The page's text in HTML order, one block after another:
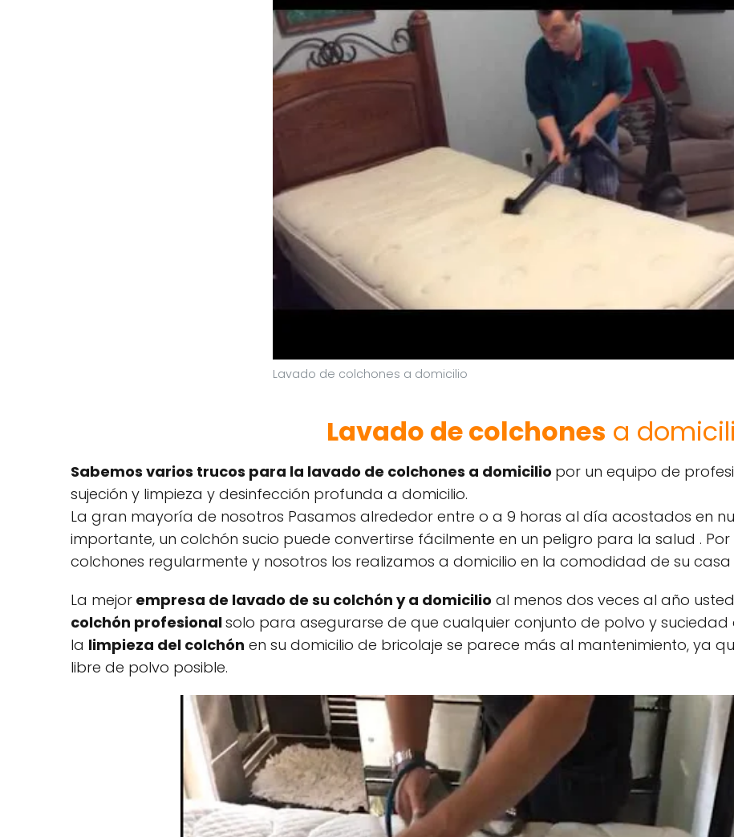
Lavado de colchones a domicilio
Lavado de colchones a
Sabemos varios trucos para la lavado de colchones a domicilio por un equipo de
sujeción y limpieza y desinfección profunda a domicilio.
La gran mayoría de nosotros Pasamos alrededor entre o a 9 horas al día acostados en
importante, un colchón sucio puede convertirse fácilmente en un peligro para la salud .
colchones regularmente y nosotros los realizamos a domicilio en la comodidad de su
La mejor empresa de lavado de su colchón y a domicilio al menos dos veces al año
colchón profesionalsolo para asegurarse de que cualquier conjunto de polvo y
la limpieza del colchón en su domicilio de bricolaje se parece más al mantenimiento, ya
libre de polvo posible.